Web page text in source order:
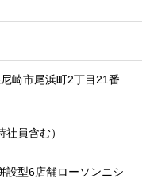
崎市尾浜町2丁目21番
員含む）
設型6店舗ローソンニシ